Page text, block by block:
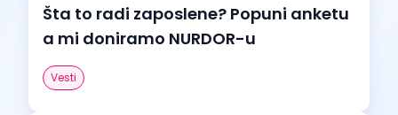
Šta to radi zaposlene? Popuni anketu
a mi doniramo NURDOR-u
Vesti